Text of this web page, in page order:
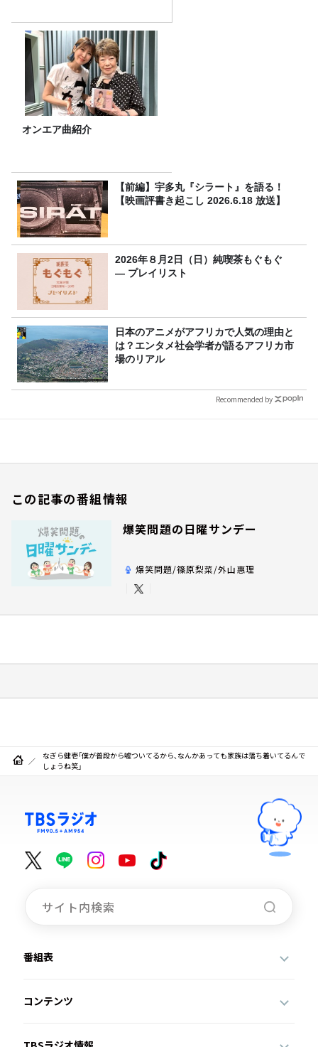
オンエア曲紹介
【前編】宇多丸『シラート』を語る！
【映画評書き起こし 2026.6.18 放送】
2026年８月2日（日）純喫茶もぐもぐ
― プレイリスト
日本のアニメがアフリカで人気の理由と
は？エンタメ社会学者が語るアフリカ市
場のリアル
Recommended by
この記事の番組情報
爆笑問題の日曜サンデー
爆笑問題/篠原梨菜/外山惠理
なぎら健壱「僕が普段から嘘ついてるから、なんかあっても家族は落ち着いてるんで
しょうね笑」
番組表
コンテンツ